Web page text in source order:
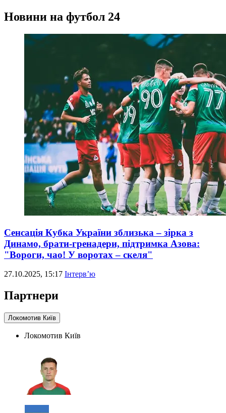
Новини на футбол 24
Сенсація Кубка України зблизька – зірка з
Динамо, брати-гренадери, підтримка Азова:
"Вороги, чао! У воротах – скеля"
27.10.2025, 15:17 Інтерв’ю
Партнери
Локомотив Київ
Локомотив Київ